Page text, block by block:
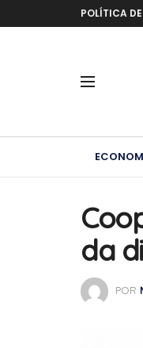
POLÍTICA
da
POR